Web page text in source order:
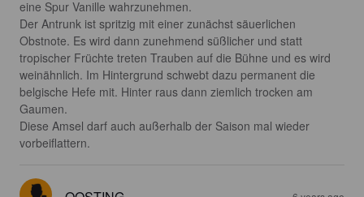
eine Spur Vanille wahrzunehmen.
Der Antrunk ist spritzig mit einer zunächst säuerlichen
Obstnote. Es wird dann zunehmend süßlicher und statt
tropischer Früchte treten Trauben auf die Bühne und es wird
weinähnlich. Im Hintergrund schwebt dazu permanent die
belgische Hefe mit. Hinter raus dann ziemlich trocken am
Gaumen.
Diese Amsel darf auch außerhalb der Saison mal wieder
vorbeiflattern.